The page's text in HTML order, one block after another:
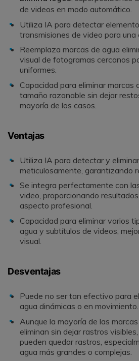
de videos en modo automático.
Utiliza IA para detectar
transmisiones de video para una
Reemplaza marcas de agua
visual de fotogramas cercanos
uniformes.
Capacidad para eliminar marcas
tamaño razonable sin dejar
mayoría de los casos.
Ventajas
Utiliza IA para detectar y
meticulosamente, garantizando
Se integra perfectamente con
video, proporcionando
aspecto profesional.
Capacidad para eliminar varios
agua y subtítulos de videos,
visual.
Desventajas
Puede no ser tan efectivo para
agua dinámicas o en movimiento.
Aunque la mayoría de las
eliminan sin dejar rastros
pueden quedar rastros,
agua más grandes o complejas.